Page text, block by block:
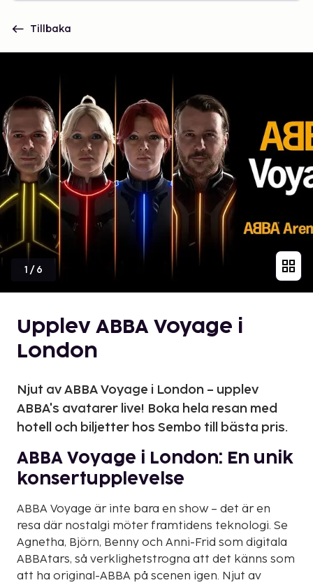
Tillbaka
1 /6
Upplev ABBA Voyage i
London
Njut av ABBA Voyage i London – upplev
ABBA's avatarer live! Boka hela resan med
hotell och biljetter hos Sembo till bästa pris.
ABBA Voyage i London: En unik
konsertupplevelse
ABBA Voyage är inte bara en show – det är en
resa där nostalgi möter framtidens teknologi. Se
Agnetha, Björn, Benny och Anni-Frid som digitala
ABBAtars, så verklighetstrogna att det känns som
att ha original-ABBA på scenen igen. Njut av